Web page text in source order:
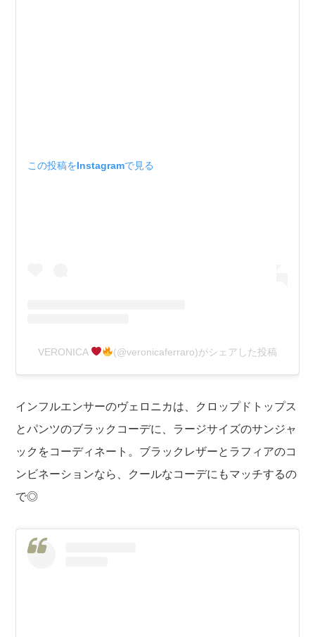
この投稿をInstagramで見る
VERONICA (@veronicaferraro)がシェアした投稿
インフルエンサーのヴェロニカは、クロップドトップス
とパンツのブラックコーデに、ラージサイズのサンジャ
ックをコーディネート。ブラックレザーとラフィアのコ
ンビネーションなら、クールなコーデにもマッチするの
で◎